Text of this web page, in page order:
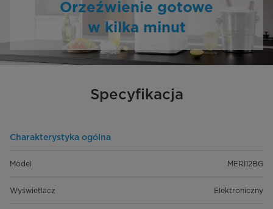
Orzeźwienie gotowe
w kilka minut
Specyfikacja
Charakterystyka ogólna
Model MERI12BG
Wyświetlacz Elektroniczny